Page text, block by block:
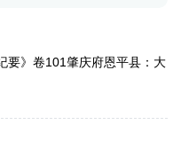
要》卷101肇庆府恩平县：大